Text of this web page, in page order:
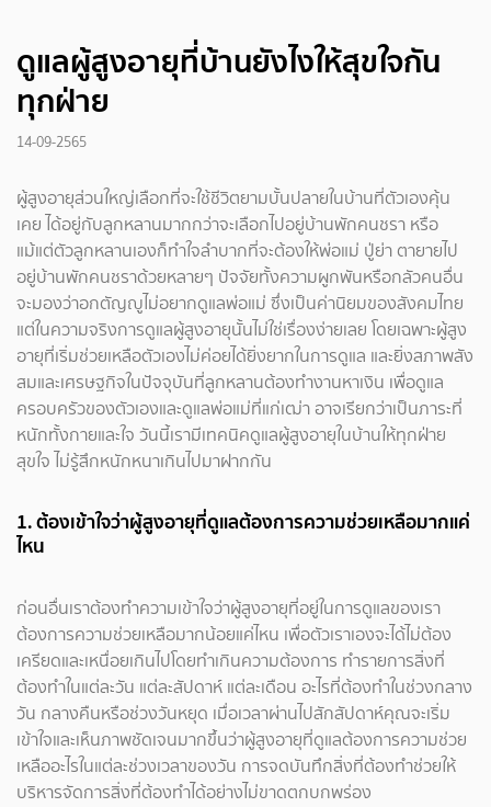
ดูแลผู้สูงอายุที่บ้านยังไงให้สุขใจกัน
ทุกฝ่าย
14-09-2565
ผู้สูงอายุส่วนใหญ่เลือกที่จะใช้ชีวิตยามบั้นปลายในบ้านที่ตัวเองคุ้น
เคย ได้อยู่กับลูกหลานมากกว่าจะเลือกไปอยู่บ้านพักคนชรา หรือ
แม้แต่ตัวลูกหลานเองก็ทำใจลำบากที่จะต้องให้พ่อแม่ ปู่ย่า ตายายไป
อยู่บ้านพักคนชราด้วยหลายๆ ปัจจัยทั้งความผูกพันหรือกลัวคนอื่น
จะมองว่าอกตัญญูไม่อยากดูแลพ่อแม่ ซึ่งเป็นค่านิยมของสังคมไทย
แต่ในความจริงการดูแลผู้สูงอายุนั้นไม่ใช่เรื่องง่ายเลย โดยเฉพาะผู้สูง
อายุที่เริ่มช่วยเหลือตัวเองไม่ค่อยได้ยิ่งยากในการดูแล และยิ่งสภาพสัง
สมและเศรษฐกิจในปัจจุบันที่ลูกหลานต้องทำงานหาเงิน เพื่อดูแล
ครอบครัวของตัวเองและดูแลพ่อแม่ที่แก่เฒ่า อาจเรียกว่าเป็นภาระที่
หนักทั้งกายและใจ วันนี้เรามีเทคนิคดูแลผู้สูงอายุในบ้านให้ทุกฝ่าย
สุขใจ ไม่รู้สึกหนักหนาเกินไปมาฝากกัน
1. ต้องเข้าใจว่าผู้สูงอายุที่ดูแลต้องการความช่วยเหลือมากแค่
ไหน
ก่อนอื่นเราต้องทำความเข้าใจว่าผู้สูงอายุที่อยู่ในการดูแลของเรา
ต้องการความช่วยเหลือมากน้อยแค่ไหน เพื่อตัวเราเองจะได้ไม่ต้อง
เครียดและเหนื่อยเกินไปโดยทำเกินความต้องการ ทำรายการสิ่งที่
ต้องทำในแต่ละวัน แต่ละสัปดาห์ แต่ละเดือน อะไรที่ต้องทำในช่วงกลาง
วัน กลางคืนหรือช่วงวันหยุด เมื่อเวลาผ่านไปสักสัปดาห์คุณจะเริ่ม
เข้าใจและเห็นภาพชัดเจนมากขึ้นว่าผู้สูงอายุที่ดูแลต้องการความช่วย
เหลืออะไรในแต่ละช่วงเวลาของวัน การจดบันทึกสิ่งที่ต้องทำช่วยให้
บริหารจัดการสิ่งที่ต้องทำได้อย่างไม่ขาดตกบกพร่อง